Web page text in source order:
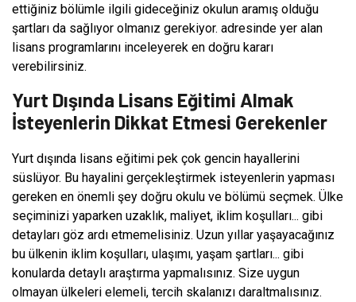
ettiğiniz bölümle ilgili gideceğiniz okulun aramış olduğu
şartları da sağlıyor olmanız gerekiyor. adresinde yer alan
lisans programlarını inceleyerek en doğru kararı
verebilirsiniz.
Yurt Dışında Lisans Eğitimi Almak
İsteyenlerin Dikkat Etmesi Gerekenler
Yurt dışında lisans eğitimi pek çok gencin hayallerini
süslüyor. Bu hayalini gerçekleştirmek isteyenlerin yapması
gereken en önemli şey doğru okulu ve bölümü seçmek. Ülke
seçiminizi yaparken uzaklık, maliyet, iklim koşulları... gibi
detayları göz ardı etmemelisiniz. Uzun yıllar yaşayacağınız
bu ülkenin iklim koşulları, ulaşımı, yaşam şartları... gibi
konularda detaylı araştırma yapmalısınız. Size uygun
olmayan ülkeleri elemeli, tercih skalanızı daraltmalısınız.